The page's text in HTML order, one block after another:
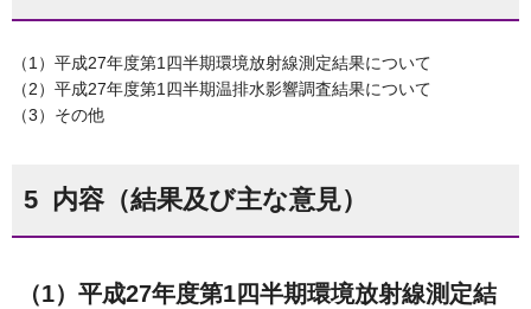
（1）平成27年度第1四半期環境放射線測定結果について
（2）平成27年度第1四半期温排水影響調査結果について
（3）その他
5 内容（結果及び主な意見）
（1）平成27年度第1四半期環境放射線測定結